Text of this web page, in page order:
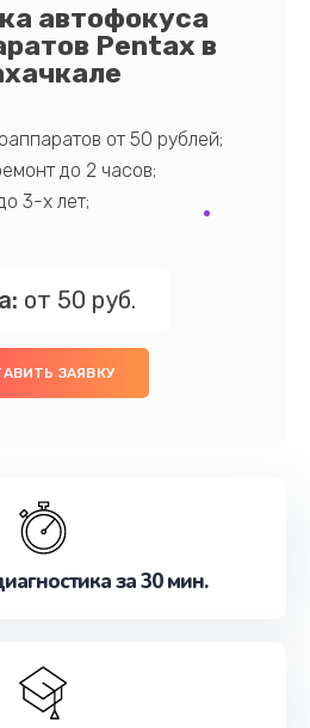
автофокуса
Pentax в
от 50 рублей;
до 2 часов;
3-х лет;
от 50 руб.
ЗАЯВКУ
за 30 мин.